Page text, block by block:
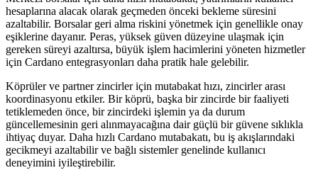
hesaplarına alacak olarak geçmeden önceki bekleme süresini
azaltabilir. Borsalar geri alma riskini yönetmek için genellikle onay
eşiklerine dayanır. Peras, yüksek güven düzeyine ulaşmak için
gereken süreyi azaltırsa, büyük işlem hacimlerini yöneten hizmetler
için Cardano entegrasyonları daha pratik hale gelebilir.
Köprüler ve partner zincirler için mutabakat hızı, zincirler arası
koordinasyonu etkiler. Bir köprü, başka bir zincirde bir faaliyeti
tetiklemeden önce, bir zincirdeki işlemin ya da durum
güncellemesinin geri alınmayacağına dair güçlü bir güvene sıklıkla
ihtiyaç duyar. Daha hızlı Cardano mutabakatı, bu iş akışlarındaki
gecikmeyi azaltabilir ve bağlı sistemler genelinde kullanıcı
deneyimini iyileştirebilir.